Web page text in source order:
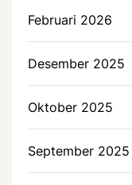
Februari 2026
Desember 2025
Oktober 2025
September 2025